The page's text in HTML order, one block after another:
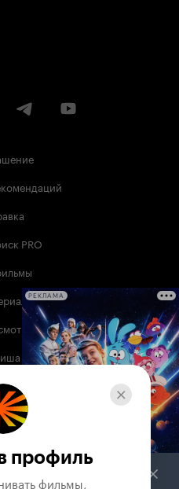
PRO
РЕКЛАМА
профиль
фильмы,